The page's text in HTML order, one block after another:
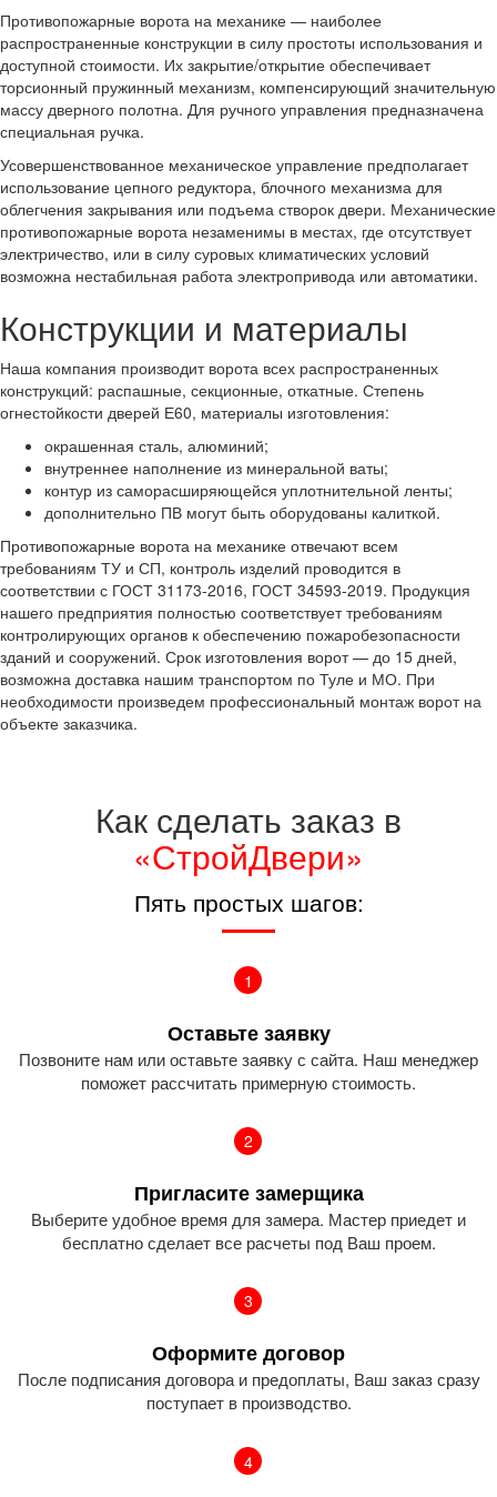
Противопожарные ворота на механике — наиболее
распространенные конструкции в силу простоты использования и
доступной стоимости. Их закрытие/открытие обеспечивает
торсионный пружинный механизм, компенсирующий значительную
массу дверного полотна. Для ручного управления предназначена
специальная ручка.
Усовершенствованное механическое управление предполагает
использование цепного редуктора, блочного механизма для
облегчения закрывания или подъема створок двери. Механические
противопожарные ворота незаменимы в местах, где отсутствует
электричество, или в силу суровых климатических условий
возможна нестабильная работа электропривода или автоматики.
Конструкции и материалы
Наша компания производит ворота всех распространенных
конструкций: распашные, секционные, откатные. Степень
огнестойкости дверей Е60, материалы изготовления:
окрашенная сталь, алюминий;
внутреннее наполнение из минеральной ваты;
контур из саморасширяющейся уплотнительной ленты;
дополнительно ПВ могут быть оборудованы калиткой.
Противопожарные ворота на механике отвечают всем
требованиям ТУ и СП, контроль изделий проводится в
соответствии с ГОСТ 31173-2016, ГОСТ 34593-2019. Продукция
нашего предприятия полностью соответствует требованиям
контролирующих органов к обеспечению пожаробезопасности
зданий и сооружений. Срок изготовления ворот — до 15 дней,
возможна доставка нашим транспортом по Туле и МО. При
необходимости произведем профессиональный монтаж ворот на
объекте заказчика.
Как сделать заказ в
«СтройДвери»
Пять простых шагов:
1
Оставьте заявку
Позвоните нам или оставьте заявку с сайта. Наш менеджер
поможет рассчитать примерную стоимость.
2
Пригласите замерщика
Выберите удобное время для замера. Мастер приедет и
бесплатно сделает все расчеты под Ваш проем.
3
Оформите договор
После подписания договора и предоплаты, Ваш заказ сразу
поступает в производство.
4